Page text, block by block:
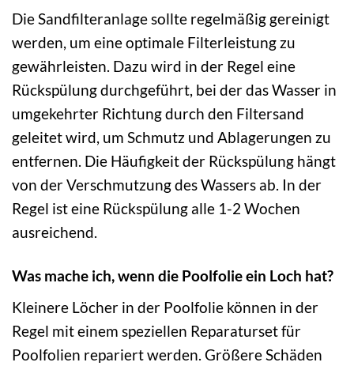
Die Sandfilteranlage sollte regelmäßig gereinigt
werden, um eine optimale Filterleistung zu
gewährleisten. Dazu wird in der Regel eine
Rückspülung durchgeführt, bei der das Wasser in
umgekehrter Richtung durch den Filtersand
geleitet wird, um Schmutz und Ablagerungen zu
entfernen. Die Häufigkeit der Rückspülung hängt
von der Verschmutzung des Wassers ab. In der
Regel ist eine Rückspülung alle 1-2 Wochen
ausreichend.
Was mache ich, wenn die Poolfolie ein Loch hat?
Kleinere Löcher in der Poolfolie können in der
Regel mit einem speziellen Reparaturset für
Poolfolien repariert werden. Größere Schäden